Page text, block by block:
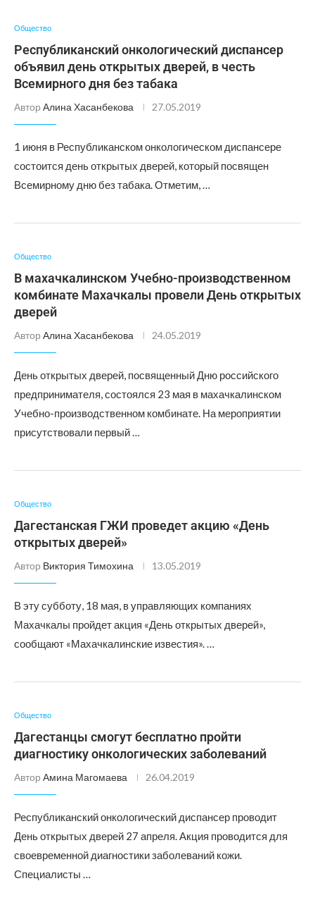
Общество
Республиканский онкологический диспансер
объявил день открытых дверей, в честь
Всемирного дня без табака
Автор Алина Хасанбекова 27.05.2019
1 июня в Республиканском онкологическом диспансере
состоится день открытых дверей, который посвящен
Всемирному дню без табака. Отметим, …
Общество
В махачкалинском Учебно-производственном
комбинате Махачкалы провели День открытых
дверей
Автор Алина Хасанбекова 24.05.2019
День открытых дверей, посвященный Дню российского
предпринимателя, состоялся 23 мая в махачкалинском
Учебно-производственном комбинате. На мероприятии
присутствовали первый …
Общество
Дагестанская ГЖИ проведет акцию «День
открытых дверей»
Автор Виктория Тимохина 13.05.2019
В эту субботу, 18 мая, в управляющих компаниях
Махачкалы пройдет акция «День открытых дверей»,
сообщают «Махачкалинские известия». …
Общество
Дагестанцы смогут бесплатно пройти
диагностику онкологических заболеваний
Автор Амина Магомаева 26.04.2019
Республиканский онкологический диспансер проводит
День открытых дверей 27 апреля. Акция проводится для
своевременной диагностики заболеваний кожи.
Специалисты …